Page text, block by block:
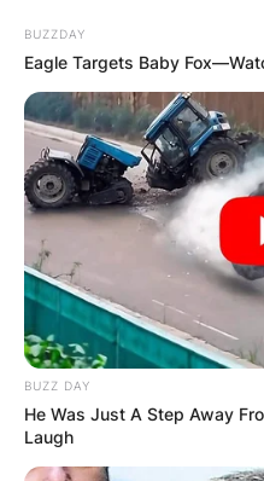
BUZZDAY
Eagle Targets Baby
BUZZ DAY
He Was Just A Step Away
Laugh